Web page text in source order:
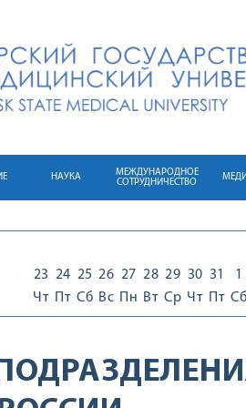
НАУКА
МЕЖДУНАРОДНОЕ
СОТРУДНИЧЕСТВО
23
Чт
24
Пт
25
Сб
26
Вс
27
Пн
28
Вт
29
Ср
30
Чт
31
Пт
1
Сб